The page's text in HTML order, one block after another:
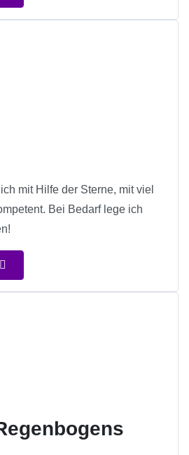
mit Hilfe der Sterne, mit viel
Bei Bedarf lege ich